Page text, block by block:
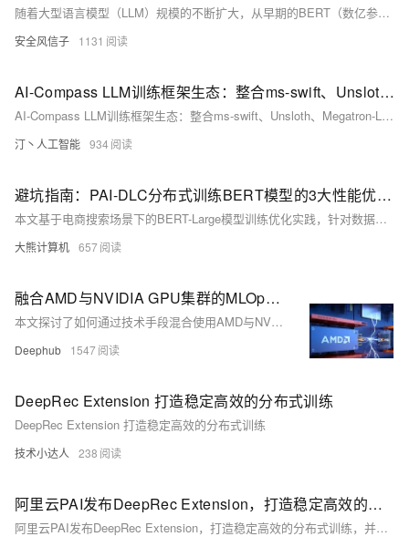
随着大型语言模型（LLM）规模的不断扩大，从早期的BERT（数亿参数）到如今的GPT-4（万亿级参数），单卡训练已经成为不可能完成的任务。分布式训练技术应运而生，成为大模型开发的核心基础设施。2025年，分布式训练技术已经发展到相当成熟的阶段，各种优化策略和框架不断涌现，为大模型训练提供了强大的支持。
安全风信子 1131
AI-Compass LLM训练框架生态：整合ms-swift、Unsloth、Megatron-LM等核心框架，涵盖全参数/PEFT训练与分布式优化
AI-Compass LLM训练框架生态：整合ms-swift、Unsloth、Megatron-LM等核心框架，涵盖全参数/PEFT训练与分布式优化
汀丶人工智能 934
避坑指南：PAI-DLC分布式训练BERT模型的3大性能优化策略
本文基于电商搜索场景下的BERT-Large模型训练优化实践，针对数据供给、通信效率与计算资源利用率三大瓶颈，提出异步IO流水线、梯度压缩+拓扑感知、算子融合+混合精度等策略。实测在128卡V100集群上训练速度提升3.2倍，GPU利用率提升至89.3%，训练成本降低70%。适用于大规模分布式深度学习任务的性能调优。
大熊计算机 657
融合AMD与NVIDIA GPU集群的MLOps：异构计算环境中的分布式训练架构实践
本文探讨了如何通过技术手段混合使用AMD与NVIDIA GPU集群以支持PyTorch分布式训练。面对CUDA与ROCm框架互操作性不足的问题，文章提出利用UCC和UCX等统一通信框架实现高效数据传输，并在异构Kubernetes集群中部署任务。通过解决轻度与强度异构环境下的挑战，如计算能力不平衡、内存容量差异及通信性能优化，文章展示了如何无需重构代码即可充分利用异构硬件资源。尽管存在RDMA验证不足、通信性能次优等局限性，但该方案为最大化GPU资源利用率、降低供应商锁定提供了可行路径。源代码已公开，供读者参考实践。
Deephub 1547
DeepRec Extension 打造稳定高效的分布式训练
DeepRec Extension 打造稳定高效的分布式训练
技术小达人 238
阿里云PAI发布DeepRec Extension，打造稳定高效的分布式训练，并宣布开源！
阿里云PAI发布DeepRec Extension，打造稳定高效的分布式训练，并宣布开源！